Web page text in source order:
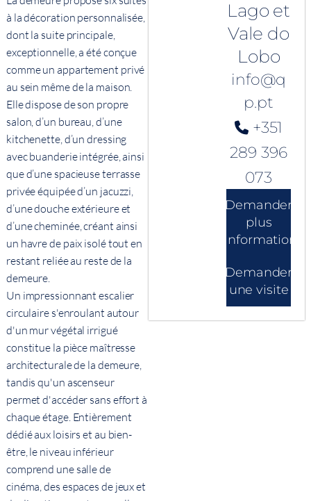
à la décoration personnalisée,
dont la suite principale,
exceptionnelle, a été conçue
comme un appartement privé
au sein même de la maison.
Elle dispose de son propre
salon, d’un bureau, d’une
kitchenette, d’un dressing
avec buanderie intégrée, ainsi
que d’une spacieuse terrasse
privée équipée d’un jacuzzi,
d’une douche extérieure et
d’une cheminée, créant ainsi
un havre de paix isolé tout en
restant reliée au reste de la
demeure.
Un impressionnant escalier
circulaire s'enroulant autour
d'un mur végétal irrigué
constitue la pièce maîtresse
architecturale de la demeure,
tandis qu'un ascenseur
permet d'accéder sans effort à
chaque étage. Entièrement
dédié aux loisirs et au bien-
être, le niveau inférieur
comprend une salle de
cinéma, des espaces de jeux et
Lago et
Vale do
Lobo
info@q
p.pt
+351
289 396
073
Demander
plus
d'informations
Demander
une visite